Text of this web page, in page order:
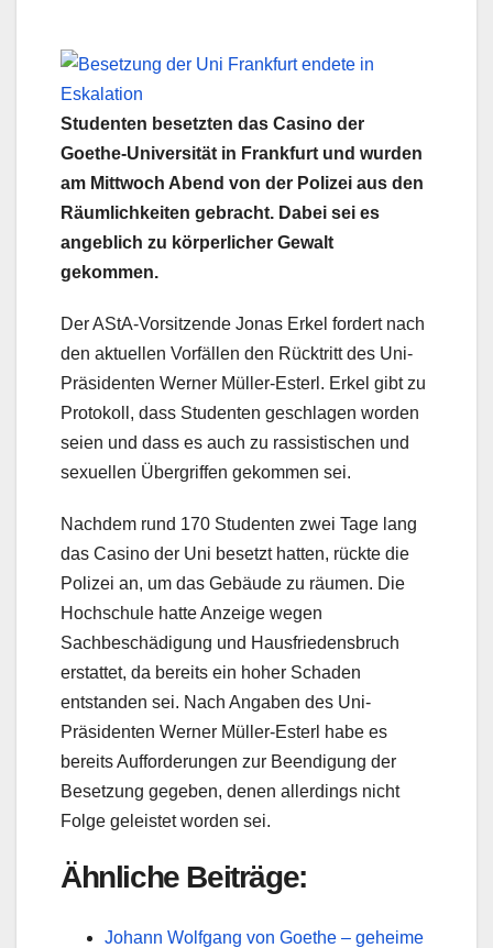
Studenten besetzten das Casino der
Goethe-Universität in Frankfurt und wurden
am Mittwoch Abend von der Polizei aus den
Räumlichkeiten gebracht. Dabei sei es
angeblich zu körperlicher Gewalt
gekommen.
Der AStA-Vorsitzende Jonas Erkel fordert nach
den aktuellen Vorfällen den Rücktritt des Uni-
Präsidenten Werner Müller-Esterl. Erkel gibt zu
Protokoll, dass Studenten geschlagen worden
seien und dass es auch zu rassistischen und
sexuellen Übergriffen gekommen sei.
Nachdem rund 170 Studenten zwei Tage lang
das Casino der Uni besetzt hatten, rückte die
Polizei an, um das Gebäude zu räumen. Die
Hochschule hatte Anzeige wegen
Sachbeschädigung und Hausfriedensbruch
erstattet, da bereits ein hoher Schaden
entstanden sei. Nach Angaben des Uni-
Präsidenten Werner Müller-Esterl habe es
bereits Aufforderungen zur Beendigung der
Besetzung gegeben, denen allerdings nicht
Folge geleistet worden sei.
Ähnliche Beiträge:
Johann Wolfgang von Goethe – geheime